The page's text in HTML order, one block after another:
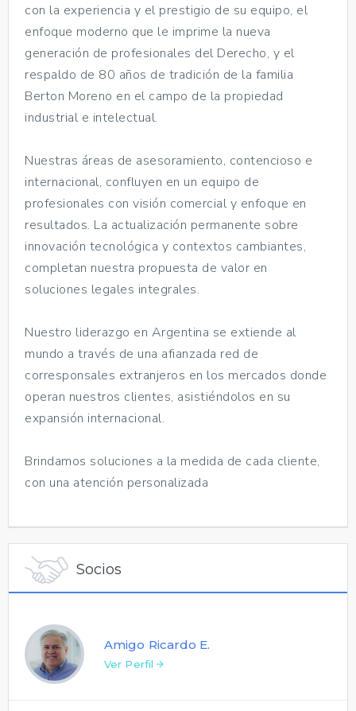
con la experiencia y el prestigio de su equipo, el
enfoque moderno que le imprime la nueva
generación de profesionales del Derecho, y el
respaldo de 80 años de tradición de la familia
Berton Moreno en el campo de la propiedad
industrial e intelectual.
Nuestras áreas de asesoramiento, contencioso e
internacional, confluyen en un equipo de
profesionales con visión comercial y enfoque en
resultados. La actualización permanente sobre
innovación tecnológica y contextos cambiantes,
completan nuestra propuesta de valor en
soluciones legales integrales.
Nuestro liderazgo en Argentina se extiende al
mundo a través de una afianzada red de
corresponsales extranjeros en los mercados donde
operan nuestros clientes, asistiéndolos en su
expansión internacional.
Brindamos soluciones a la medida de cada cliente,
con una atención personalizada
Socios
Amigo Ricardo E.
Ver Perfil